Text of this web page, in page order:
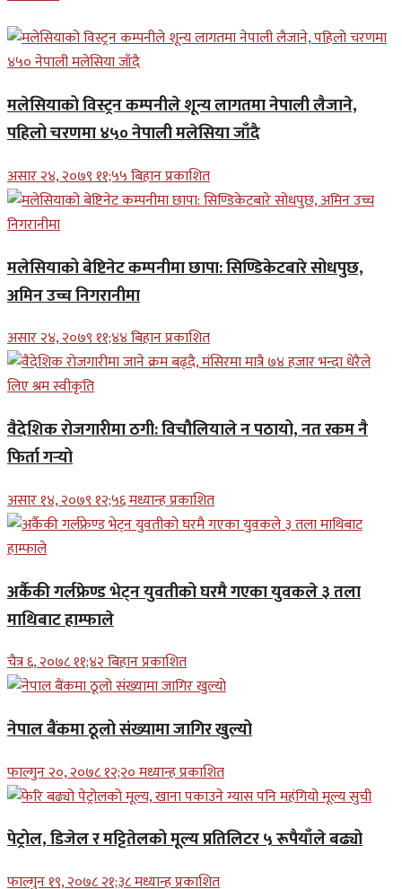
मलेसियाको विस्ट्रन कम्पनीले शून्य लागतमा नेपाली लैजाने,
पहिलो चरणमा ४५० नेपाली मलेसिया जाँदै
असार २४, २०७९ ११;५५ बिहान प्रकाशित
मलेसियाको बेष्टिनेट कम्पनीमा छापा: सिण्डिकेटबारे सोधपुछ,
अमिन उच्च निगरानीमा
असार २४, २०७९ ११;४४ बिहान प्रकाशित
वैदेशिक रोजगारीमा ठगी: विचौलियाले न पठायो, नत रकम नै
फिर्ता गर्‍यो
असार १४, २०७९ १२;५६ मध्यान्ह प्रकाशित
अर्कैकी गर्लफ्रेण्ड भेट्न युवतीको घरमै गएका युवकले ३ तला
माथिबाट हाम्फाले
चैत्र ६, २०७८ ११;४२ बिहान प्रकाशित
नेपाल बैंकमा ठूलो संख्यामा जागिर खुल्यो
फाल्गुन २०, २०७८ १२;२० मध्यान्ह प्रकाशित
पेट्रोल, डिजेल र मट्टितेलको मूल्य प्रतिलिटर ५ रूपैयाँले बढ्यो
फाल्गुन १९, २०७८ २१;३८ मध्यान्ह प्रकाशित